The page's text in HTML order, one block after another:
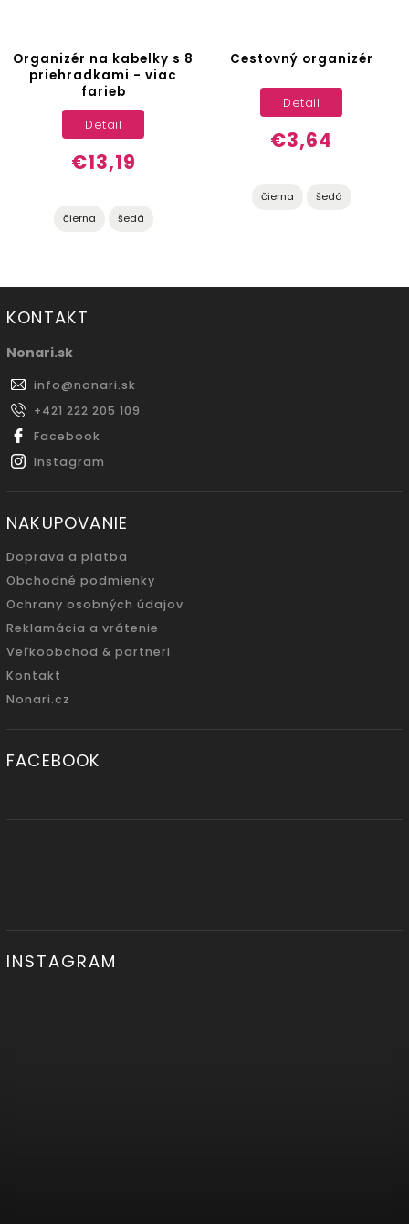
Organizér na kabelky s 8
priehradkami - viac
farieb
€13,19
Detail
čierna šedá
Cestovný organizér
€3,64
Detail
čierna šedá
KONTAKT
Nonari.sk
info@nonari.sk
+421 222 205 109
Facebook
Instagram
NAKUPOVANIE
Doprava a platba
Obchodné podmienky
Ochrany osobných údajov
Reklamácia a vrátenie
Veľkoobchod & partneri
Kontakt
Nonari.cz
FACEBOOK
INSTAGRAM